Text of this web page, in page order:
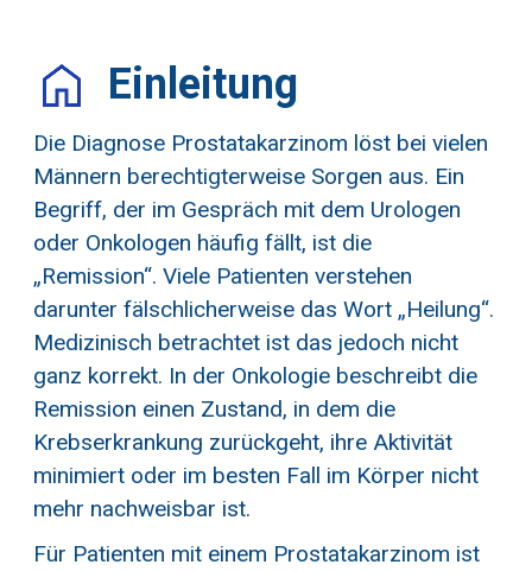
Einleitung
Die Diagnose Prostatakarzinom löst bei vielen
Männern berechtigterweise Sorgen aus. Ein
Begriff, der im Gespräch mit dem Urologen
oder Onkologen häufig fällt, ist die
„Remission“. Viele Patienten verstehen
darunter fälschlicherweise das Wort „Heilung“.
Medizinisch betrachtet ist das jedoch nicht
ganz korrekt. In der Onkologie beschreibt die
Remission einen Zustand, in dem die
Krebserkrankung zurückgeht, ihre Aktivität
minimiert oder im besten Fall im Körper nicht
mehr nachweisbar ist.
Für Patienten mit einem Prostatakarzinom ist